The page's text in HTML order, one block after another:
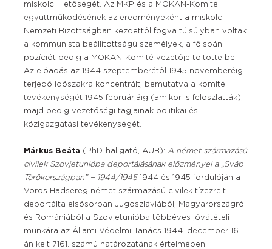
miskolci illetőségét. Az MKP és a MOKAN-Komité
együttműködésének az eredményeként a miskolci
Nemzeti Bizottságban kezdettől fogva túlsúlyban voltak
a kommunista beállítottságú személyek, a főispáni
pozíciót pedig a MOKAN-Komité vezetője töltötte be.
Az előadás az 1944 szeptemberétől 1945 novemberéig
terjedő időszakra koncentrált, bemutatva a komité
tevékenységét 1945 februárjáig (amikor is feloszlatták),
majd pedig vezetőségi tagjainak politikai és
közigazgatási tevékenységét.
Márkus Beáta (PhD-hallgató, AUB): A német származású
civilek Szovjetunióba deportálásának előzményei a „Sváb
Törökországban” − 1944/19451944 és 1945 fordulóján a
Vörös Hadsereg német származású civilek tízezreit
deportálta elsősorban Jugoszláviából, Magyarországról
és Romániából a Szovjetunióba többéves jóvátételi
munkára az Állami Védelmi Tanács 1944. december 16-
án kelt 7161. számú határozatának értelmében.